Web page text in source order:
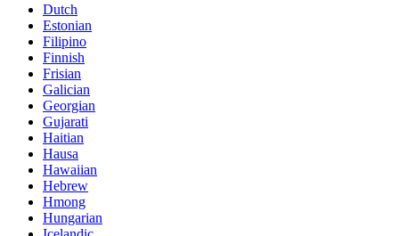
Dutch
Estonian
Filipino
Finnish
Frisian
Galician
Georgian
Gujarati
Haitian
Hausa
Hawaiian
Hebrew
Hmong
Hungarian